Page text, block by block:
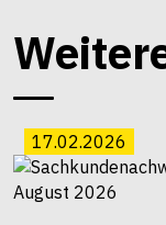
17.02.2026